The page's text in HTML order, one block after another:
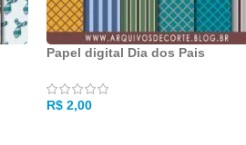
Papel digital Dia dos Pais
R$2,00